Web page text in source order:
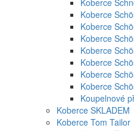
Koberce
Koberce
Koberce
Koberce
Koberce
Koberce
Koberce
Koberce
Koupelnové
Koberce SKLADEM
Koberce Tom Tailor